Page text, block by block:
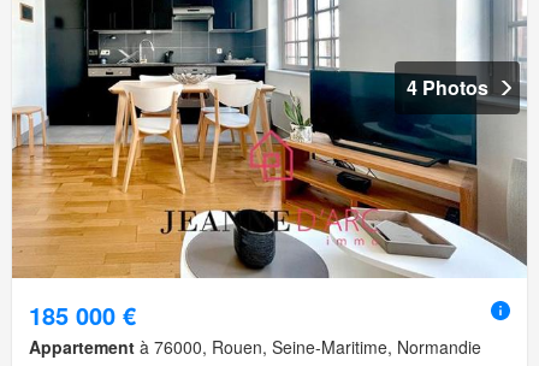
4 Photos
185 000 €
Appartement à 76000, Rouen, Seine-Maritime, Normandie